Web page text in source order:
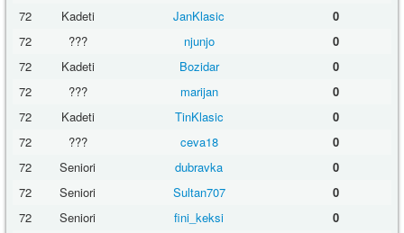
72
Kadeti JanKlasic
0
72
??? njunjo
0
72
Kadeti Bozidar
0
72
??? marijan
0
72
Kadeti TinKlasic
0
72
??? ceva18
0
72
Seniori dubravka
0
72
Seniori Sultan707
0
72
Seniori fini_keksi
0